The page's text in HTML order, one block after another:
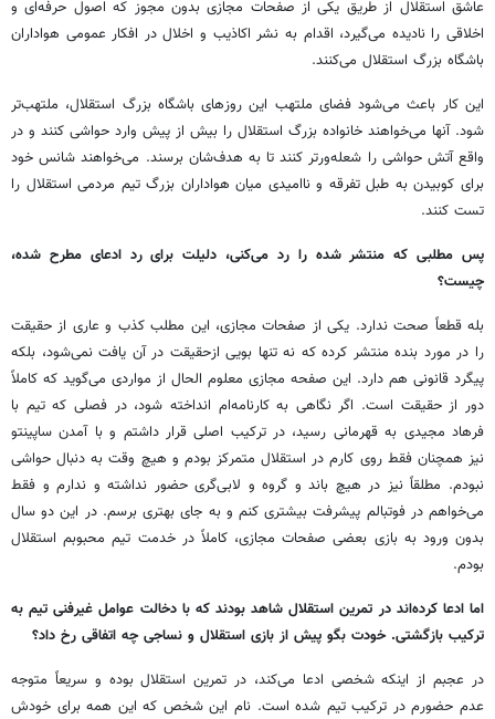
عاشق استقلال از طریق یکی از صفحات مجازی بدون مجوز که اصول حرفه‌ای و
اخلاقی را نادیده می‌گیرد، اقدام به نشر اکاذیب و اخلال در افکار عمومی هواداران
باشگاه بزرگ استقلال می‌کنند.
این کار باعث می‌شود فضای ملتهب این روزهای باشگاه بزرگ استقلال، ملتهب‌تر
شود. آنها می‌خواهند خانواده بزرگ استقلال را بیش از پیش وارد حواشی کنند و در
واقع آتش حواشی را شعله‌ورتر کنند تا به هدف‌شان برسند. می‌خواهند شانس خود
برای کوبیدن به طبل تفرقه و ناامیدی میان هواداران بزرگ تیم مردمی استقلال را
تست کنند.
پس مطلبی که منتشر شده را رد می‌کنی، دلیلت برای رد ادعای مطرح شده،
چیست؟
بله قطعاً صحت ندارد. یکی از صفحات مجازی، این مطلب کذب و عاری از حقیقت
را در مورد بنده منتشر کرده که نه تنها بویی ازحقیقت در آن یافت نمی‌شود، بلکه
پیگرد قانونی هم دارد. این صفحه مجازی معلوم الحال از مواردی می‌گوید که کاملاً
دور از حقیقت است. اگر نگاهی به کارنامه‌ام انداخته شود، در فصلی که تیم با
فرهاد مجیدی به قهرمانی رسید، در ترکیب اصلی قرار داشتم و با آمدن ساپینتو
نیز همچنان فقط روی کارم در استقلال متمرکز بودم و هیچ وقت به دنبال حواشی
نبودم. مطلقاً نیز در هیچ باند و گروه و لابی‌گری حضور نداشته و ندارم و فقط
می‌خواهم در فوتبالم پیشرفت بیشتری کنم و به جای بهتری برسم. در این دو سال
بدون ورود به بازی بعضی صفحات مجازی، کاملاً در خدمت تیم محبوبم استقلال
بودم.
اما ادعا کرده‌اند در تمرین استقلال شاهد بودند که با دخالت عوامل غیرفنی تیم به
ترکیب بازگشتی. خودت بگو پیش از بازی استقلال و نساجی چه اتفاقی رخ داد؟
در عجبم از اینکه شخصی ادعا می‌کند، در تمرین استقلال بوده و سریعاً متوجه
عدم حضورم در ترکیب تیم شده است. نام این شخص که این همه برای خودش